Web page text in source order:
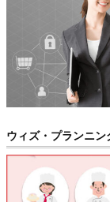
ウィズ・プランニ